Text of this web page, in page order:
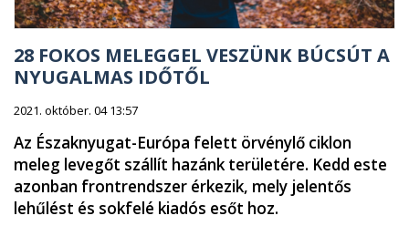
28 FOKOS MELEGGEL VESZÜNK BÚCSÚT A
NYUGALMAS IDŐTŐL
2021. október. 04 13:57
Az Északnyugat-Európa felett örvénylő ciklon
meleg levegőt szállít hazánk területére. Kedd este
azonban frontrendszer érkezik, mely jelentős
lehűlést és sokfelé kiadós esőt hoz.